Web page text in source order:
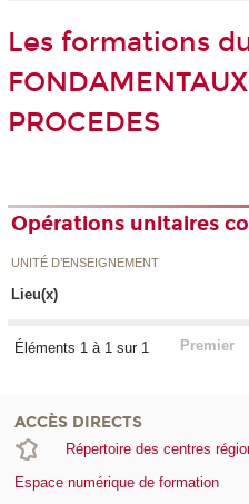
Les formations
PROCEDES
Opérations unitaires
UNITÉ D’ENSEIGNEMENT
Lieu(x)
Éléments 1 à 1 sur 1 Premier
ACCÈS DIRECTS
Répertoire des centres
Espace numérique de formation